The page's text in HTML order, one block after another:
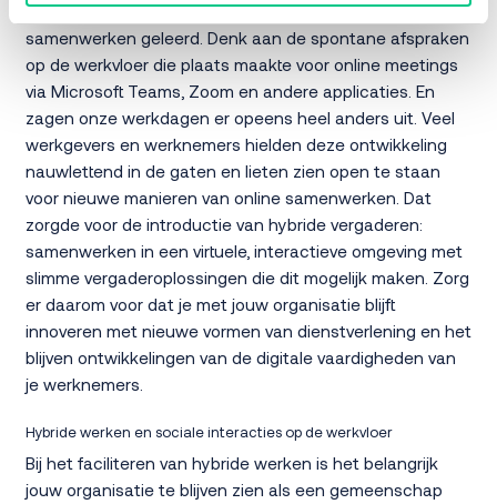
heeft ons tegelijkertijd ook nieuwe manieren van online
samenwerken geleerd. Denk aan de spontane afspraken
op de werkvloer die plaats maakte voor online meetings
via Microsoft Teams, Zoom en andere applicaties. En
zagen onze werkdagen er opeens heel anders uit. Veel
werkgevers en werknemers hielden deze ontwikkeling
nauwlettend in de gaten en lieten zien open te staan
voor nieuwe manieren van online samenwerken. Dat
zorgde voor de introductie van hybride vergaderen:
samenwerken in een virtuele, interactieve omgeving met
slimme vergaderoplossingen die dit mogelijk maken. Zorg
er daarom voor dat je met jouw organisatie blijft
innoveren met nieuwe vormen van dienstverlening en het
blijven ontwikkelingen van de digitale vaardigheden van
je werknemers.
Hybride werken en sociale interacties op de werkvloer
Bij het faciliteren van hybride werken is het belangrijk
jouw organisatie te blijven zien als een gemeenschap